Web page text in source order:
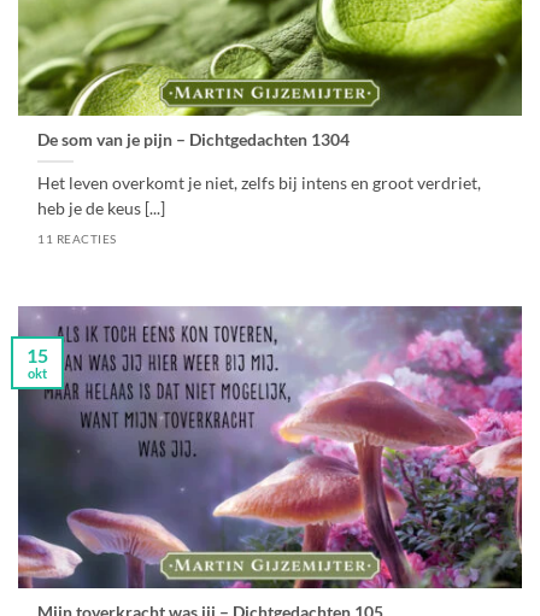
De som van je pijn – Dichtgedachten 1304
Het leven overkomt je niet, zelfs bij intens en groot verdriet,
heb je de keus [...]
11 REACTIES
15
okt